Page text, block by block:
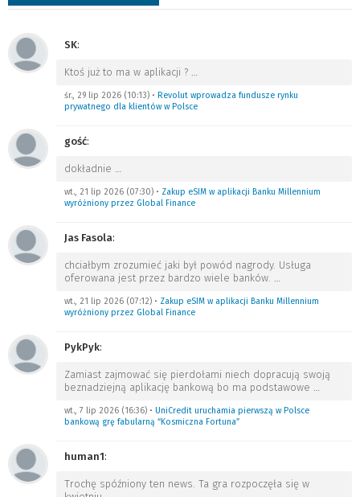
SK:
Ktoś już to ma w aplikacji ? …
śr., 29 lip 2026 (10:13) • Revolut wprowadza fundusze rynku
prywatnego dla klientów w Polsce
gość:
dokładnie …
wt., 21 lip 2026 (07:30) • Zakup eSIM w aplikacji Banku Millennium
wyróżniony przez Global Finance
Jas Fasola:
chciałbym zrozumieć jaki był powód nagrody. Usługa
oferowana jest przez bardzo wiele banków. …
wt., 21 lip 2026 (07:12) • Zakup eSIM w aplikacji Banku Millennium
wyróżniony przez Global Finance
PykPyk:
Zamiast zajmować się pierdołami niech dopracują swoją
beznadziejną aplikację bankową bo ma podstawowe …
wt., 7 lip 2026 (16:36) • UniCredit uruchamia pierwszą w Polsce
bankową grę fabularną “Kosmiczna Fortuna”
human1:
Trochę spóźniony ten news. Ta gra rozpoczęła się w